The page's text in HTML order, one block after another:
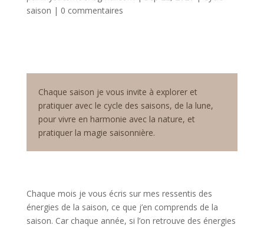
saison | 0 commentaires
Chaque saison je vous invite à explorer et
pratiquer avec le cycle des saisons, de la lune,
pour vivre en harmonie avec la nature, et
pratiquer la magie saisonnière.
Chaque mois je vous écris sur mes ressentis des
énergies de la saison, ce que j’en comprends de la
saison. Car chaque année, si l’on retrouve des énergies